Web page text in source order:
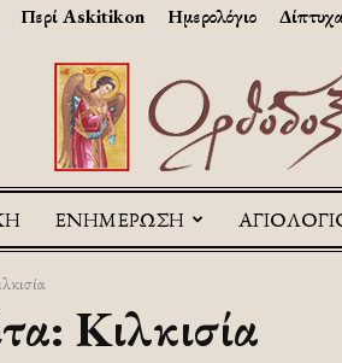
Περί Askitikon Ημερολόγιο
ΕΝΗΜΕΡΩΣΗ
Κιλκισία